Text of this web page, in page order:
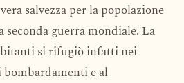
salvezza per la popolazione
guerra mondiale. La
si rifugiò infatti nei
e al